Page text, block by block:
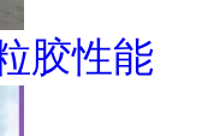
胶性能